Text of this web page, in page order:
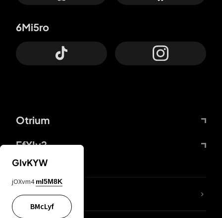
Otrium
FfYIy2
6Mi5ro
65A04M
GIvKYW
jOXvm4 mI5M8K
BMcLyf